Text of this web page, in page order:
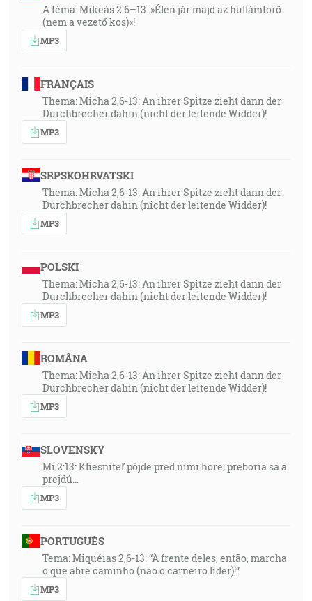
A téma: Mikeás 2:6–13: »Élen jár majd az hullámtörő
(nem a vezető kos)«!
MP3
FRANÇAIS
Thema: Micha 2,6-13: An ihrer Spitze zieht dann der
Durchbrecher dahin (nicht der leitende Widder)!
MP3
SRPSKOHRVATSKI
Thema: Micha 2,6-13: An ihrer Spitze zieht dann der
Durchbrecher dahin (nicht der leitende Widder)!
MP3
POLSKI
Thema: Micha 2,6-13: An ihrer Spitze zieht dann der
Durchbrecher dahin (nicht der leitende Widder)!
MP3
ROMÂNA
Thema: Micha 2,6-13: An ihrer Spitze zieht dann der
Durchbrecher dahin (nicht der leitende Widder)!
MP3
SLOVENSKY
Mi 2:13: Kliesniteľ pôjde pred nimi hore; preboria sa a
prejdú…
MP3
PORTUGUÊS
Tema: Miquéias 2,6-13: “À frente deles, então, marcha
o que abre caminho (não o carneiro líder)!”
MP3